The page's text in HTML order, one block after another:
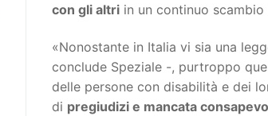
con gli altri in un continuo
«Nonostante in Italia vi sia una
conclude Speziale -, purtroppo
delle persone con disabilità e dei
di pregiudizi e mancata